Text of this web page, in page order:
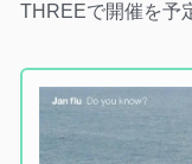
THREEで開催を予